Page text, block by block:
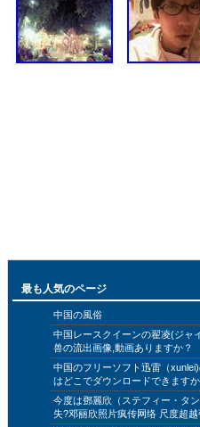
最も人気のページ
中国の風俗
中国レースクイーンの翟凌(ジャ
兽の流出画像,動画ありますか？
中国のフリーソフト迅雷（
はどこでダウンロードできますか
今度は鄧麗欣（ステフィー・タ
失?邓丽欣照片疯传网络 尺度超